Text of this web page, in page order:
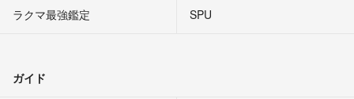
ラクマ最強鑑定
SPU
ガイド